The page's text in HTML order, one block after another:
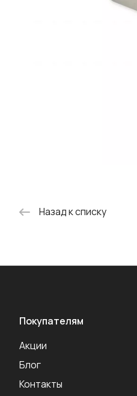
Назад к списку
Покупателям
Акции
Блог
Контакты